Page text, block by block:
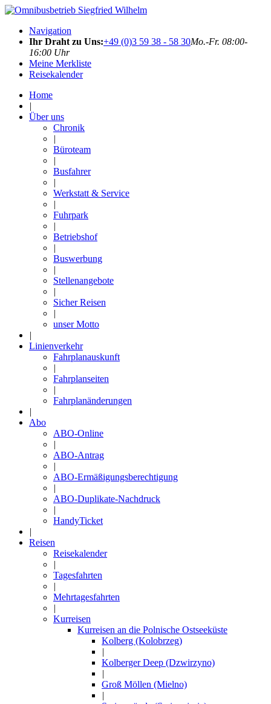
Navigation
Ihr Draht zu Uns:+49 (0)3 59 38 - 58 30Mo.-Fr. 08:00-
16:00 Uhr
Meine Merkliste
Reisekalender
Home
|
Über uns
Chronik
|
Büroteam
|
Busfahrer
|
Werkstatt & Service
|
Fuhrpark
|
Betriebshof
|
Buswerbung
|
Stellenangebote
|
Sicher Reisen
|
unser Motto
|
Linienverkehr
Fahrplanauskunft
|
Fahrplanseiten
|
Fahrplanänderungen
|
Abo
ABO-Online
|
ABO-Antrag
|
ABO-Ermäßigungsberechtigung
|
ABO-Duplikate-Nachdruck
|
HandyTicket
|
Reisen
Reisekalender
|
Tagesfahrten
|
Mehrtagesfahrten
|
Kurreisen
Kurreisen an die Polnische Ostseeküste
Kolberg (Kolobrzeg)
|
Kolberger Deep (Dzwirzyno)
|
Groß Möllen (Mielno)
|